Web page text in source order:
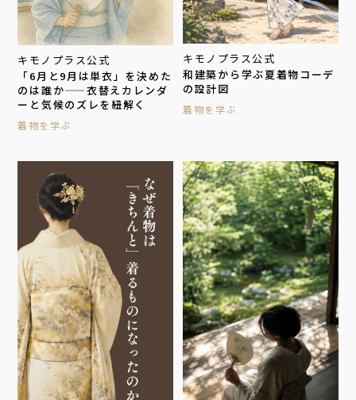
キモノプラス公式
「6月と9月は単衣」を決めた
のは誰か——衣替えカレンダ
ーと気候のズレを紐解く
着物を学ぶ
キモノプラス公式
和建築から学ぶ夏着物コーデ
の設計図
着物を学ぶ